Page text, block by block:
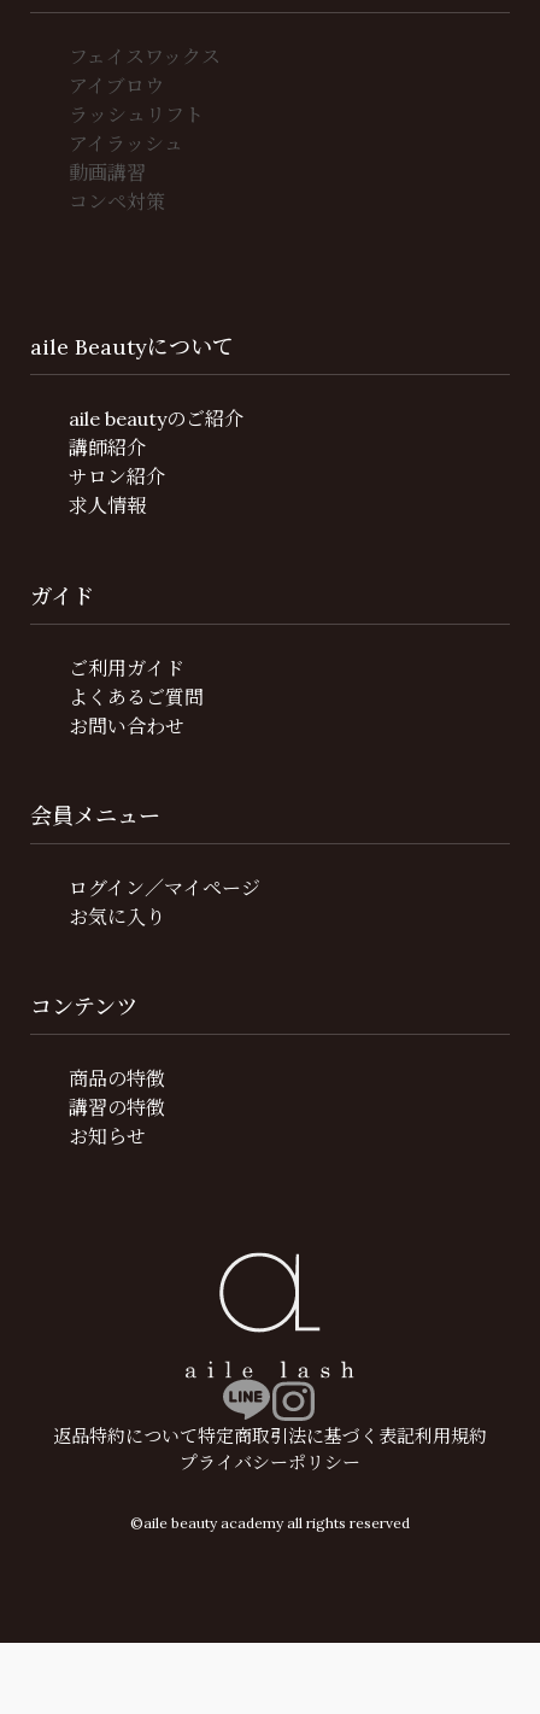
フェイスワックス
アイブロウ
ラッシュリフト
アイラッシュ
動画講習
コンペ対策
aile Beautyについて
aile beautyのご紹介
講師紹介
サロン紹介
求人情報
ガイド
ご利用ガイド
よくあるご質問
お問い合わせ
会員メニュー
ログイン／マイページ
お気に入り
コンテンツ
商品の特徴
講習の特徴
お知らせ
返品特約について特定商取引法に基づく表記利用規約
プライバシーポリシー
©aile beauty academy all rights reserved